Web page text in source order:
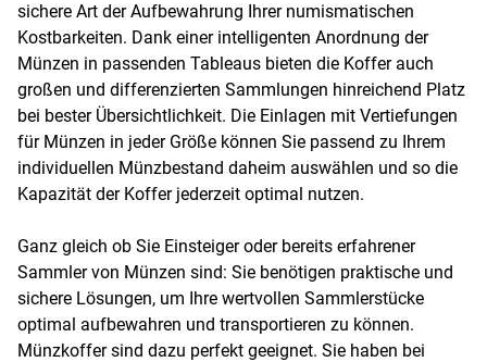
sichere Art der Aufbewahrung Ihrer numismatischen
Kostbarkeiten. Dank einer intelligenten Anordnung der
Münzen in passenden Tableaus bieten die Koffer auch
großen und differenzierten Sammlungen hinreichend Platz
bei bester Übersichtlichkeit. Die Einlagen mit Vertiefungen
für Münzen in jeder Größe können Sie passend zu Ihrem
individuellen Münzbestand daheim auswählen und so die
Kapazität der Koffer jederzeit optimal nutzen.
Ganz gleich ob Sie Einsteiger oder bereits erfahrener
Sammler von Münzen sind: Sie benötigen praktische und
sichere Lösungen, um Ihre wertvollen Sammlerstücke
optimal aufbewahren und transportieren zu können.
Münzkoffer sind dazu perfekt geeignet. Sie haben bei